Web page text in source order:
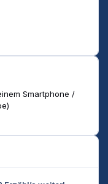
Smartphone /